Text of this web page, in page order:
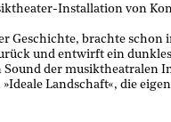
Installation von
Geschichte, brachte
und entwirft ein
Sound der musiktheatralen
Landschaft«, die